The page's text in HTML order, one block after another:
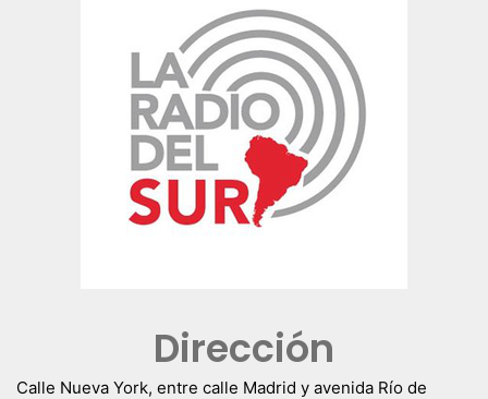
Dirección
Calle Nueva York, entre calle Madrid y avenida Río de